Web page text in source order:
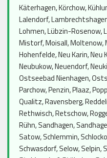
Käterhagen, Körchow,
Lalendorf,
Lohmen, Lübzin-Rosenow,
Mistorf, Moisall, Moltenow,
Hohenfelde, Neu Karin,
Neubukow, Neuendorf,
Ostseebad Nienhagen,
Parchow, Penzin, Plaaz,
Qualitz, Ravensberg,
Rethwisch, Retschow,
Rühn, Sandhagen,
Satow, Schlemmin,
Schwasdorf, Selow,